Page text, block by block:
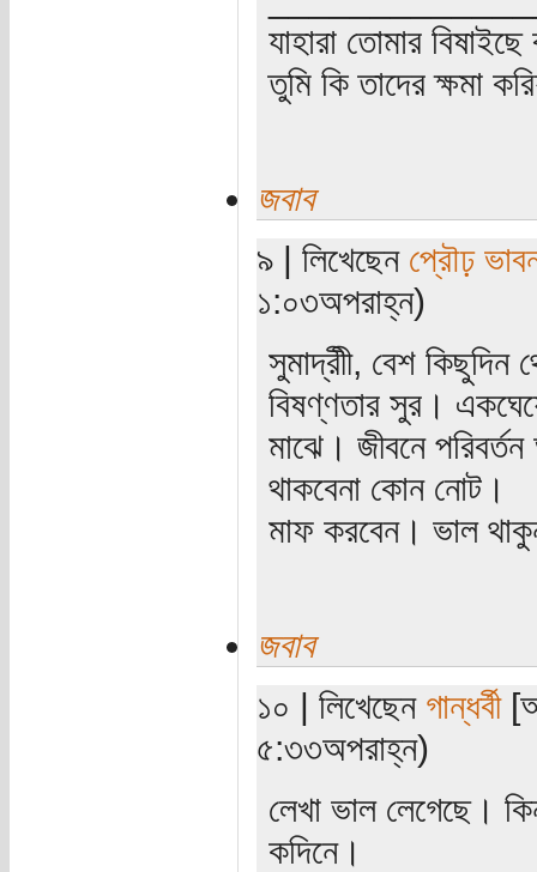
যাহারা তোমার
তুমি কি তাদের ক্ষমা
জবাব
৯ | লিখেছেন প্রৌঢ়
১:০৩অপরাহ্ন)
সুমাদ্রীী, বেশ
বিষণ্ণতার সুর।
মাঝে। জীবনে
থাকবেনা কোন নোট।
মাফ করবেন। ভাল
জবাব
১০ | লিখেছেন গান্ধর্বী
৫:৩৩অপরাহ্ন)
লেখা ভাল লেগেছে।
কদিনে।